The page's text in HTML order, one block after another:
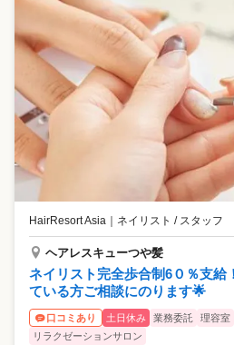
HairResort Asia ネイリスト / スタッフ
ヘアレスキューつや髪
ネイリスト完全歩合制6０％支給
ている方ご相談にのります🌟
口コミあり 土日休み 業務委託 理容室
リラクゼーションサロン